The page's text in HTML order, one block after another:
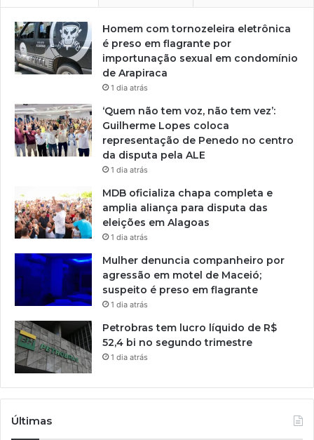
Homem com tornozeleira eletrônica
é preso em flagrante por
importunação sexual em condomínio
de Arapiraca
1 dia atrás
‘Quem não tem voz, não tem vez’:
Guilherme Lopes coloca
representação de Penedo no centro
da disputa pela ALE
1 dia atrás
MDB oficializa chapa completa e
amplia aliança para disputa das
eleições em Alagoas
1 dia atrás
Mulher denuncia companheiro por
agressão em motel de Maceió;
suspeito é preso em flagrante
1 dia atrás
Petrobras tem lucro líquido de R$
52,4 bi no segundo trimestre
1 dia atrás
Últimas